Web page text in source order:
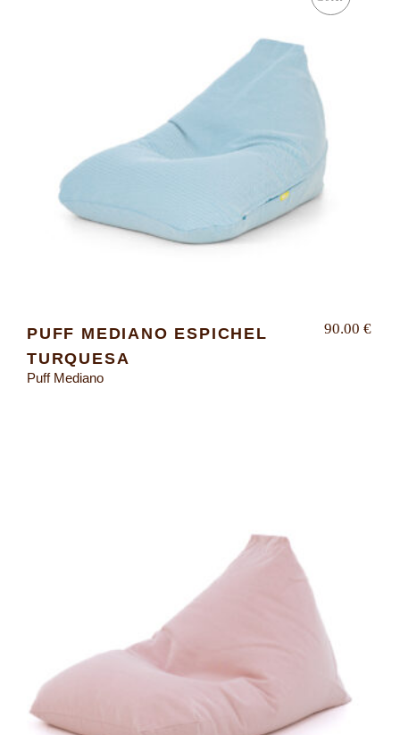
PUFF MEDIANO ESPICHEL
TURQUESA
Puff Mediano
90.00 €